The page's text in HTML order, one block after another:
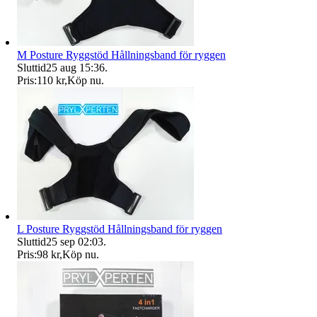
M Posture Ryggstöd Hållningsband för ryggen
Sluttid25 aug 15:36.
Pris:110 kr,Köp nu.
L Posture Ryggstöd Hållningsband för ryggen
Sluttid25 sep 02:03.
Pris:98 kr,Köp nu.